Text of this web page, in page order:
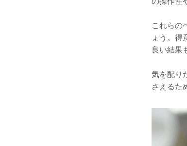
これらの
ょう。得
良い結果
気を配り
さえるた